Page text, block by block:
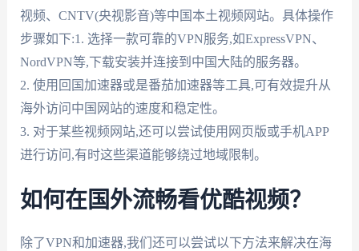
视频、CNTV(央视影音)等中国本土视频网站。具体操作
步骤如下:1. 选择一款可靠的VPN服务,如ExpressVPN、
NordVPN等,下载安装并连接到中国大陆的服务器。
2. 使用回国加速器或是番茄加速器等工具,可有效提升从
海外访问中国网站的速度和稳定性。
3. 对于某些视频网站,还可以尝试使用网页版或手机APP
进行访问,有时这些渠道能够绕过地域限制。
如何在国外流畅看优酷视频？
除了VPN和加速器,我们还可以尝试以下方法来解决在海